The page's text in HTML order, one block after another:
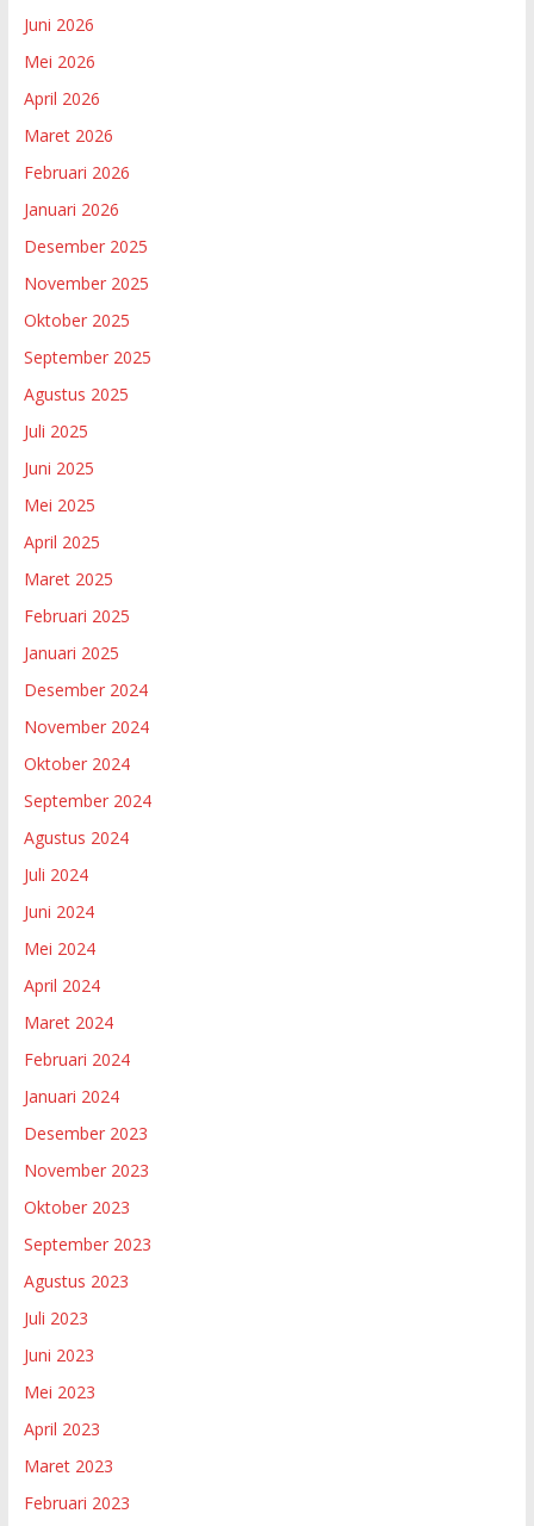
Juni 2026
Mei 2026
April 2026
Maret 2026
Februari 2026
Januari 2026
Desember 2025
November 2025
Oktober 2025
September 2025
Agustus 2025
Juli 2025
Juni 2025
Mei 2025
April 2025
Maret 2025
Februari 2025
Januari 2025
Desember 2024
November 2024
Oktober 2024
September 2024
Agustus 2024
Juli 2024
Juni 2024
Mei 2024
April 2024
Maret 2024
Februari 2024
Januari 2024
Desember 2023
November 2023
Oktober 2023
September 2023
Agustus 2023
Juli 2023
Juni 2023
Mei 2023
April 2023
Maret 2023
Februari 2023